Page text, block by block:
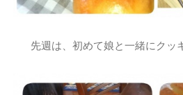
先週は、初めて娘と一緒にクッ